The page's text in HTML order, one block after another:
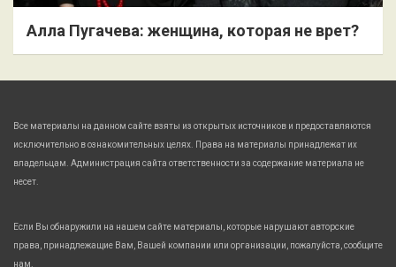
Алла Пугачева: женщина, которая не врет?
Все материалы на данном сайте взяты из открытых источников и предоставляются
исключительно в ознакомительных целях. Права на материалы принадлежат их
владельцам. Администрация сайта ответственности за содержание материала не
несет.
Если Вы обнаружили на нашем сайте материалы, которые нарушают авторские
права, принадлежащие Вам, Вашей компании или организации, пожалуйста, сообщите
нам.